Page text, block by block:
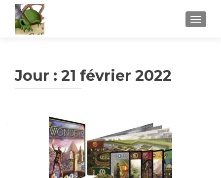
Jour : 21 février 2022